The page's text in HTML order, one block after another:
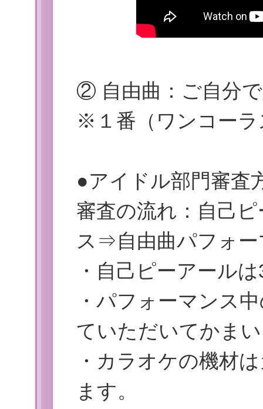
② 自由曲：ご自分
※１番（ワンコーラ
●アイドル部門審査
審査の流れ：自己
ス⇒自由曲パフォー
・自己ピーアール
・パフォーマンス
ていただいてかま
・カラオケの機材
ます。